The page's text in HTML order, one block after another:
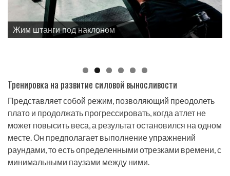
Жим штанги под наклоном
Тренировка на развитие силовой выносливости
Представляет собой режим, позволяющий преодолеть
плато и продолжать прогрессировать, когда атлет не
может повысить веса, а результат остановился на одном
месте. Он предполагает выполнение упражнений
раундами, то есть определенными отрезками времени, с
минимальными паузами между ними.